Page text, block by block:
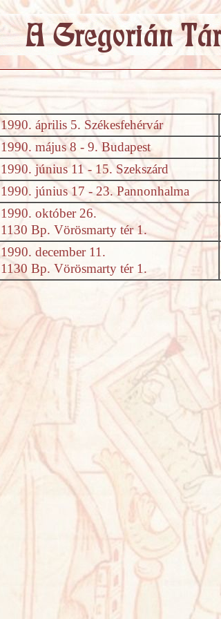
1990. április 5. Székesfehérvár
1990. május 8 - 9. Budapest
1990. június 11 - 15. Szekszárd
1990. június 17 - 23. Pannonhalma
1990. október 26.
1130 Bp. Vörösmarty tér 1.
1990. december 11.
1130 Bp. Vörösmarty tér 1.